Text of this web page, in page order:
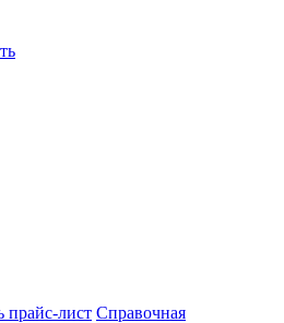
прайс-лист Справочная